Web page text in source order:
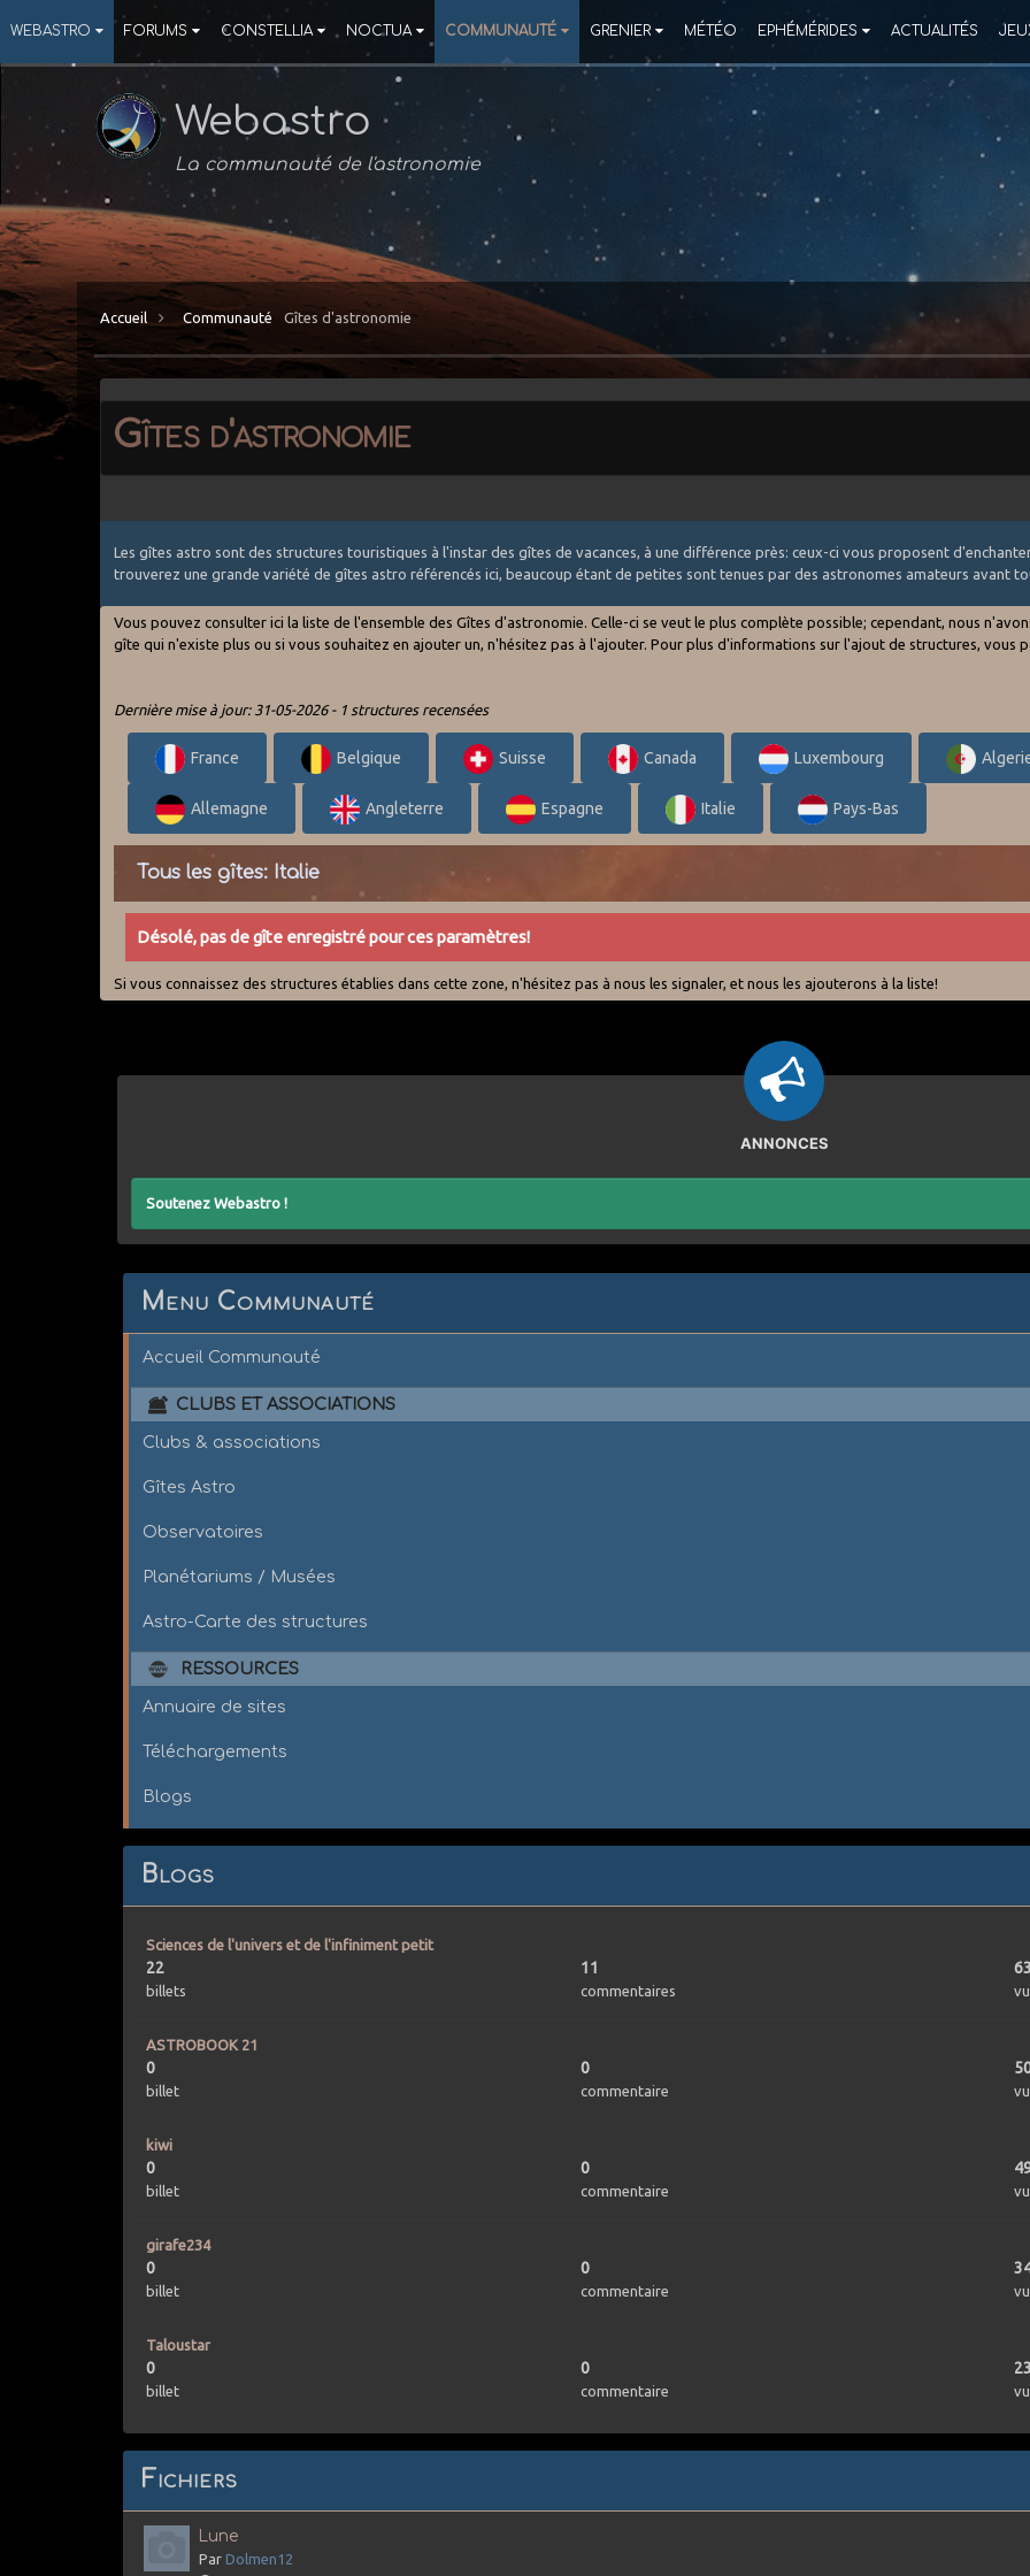
WEBASTRO FORUMS CONSTELLIA NOCTUA COMMUNAUTÉ GRENIER MÉTÉO EPHÉMÉRIDES ACTUALITÉS
Webastro
La communauté de l'astronomie
Accueil Communauté Gîtes d'astronomie
Gîtes d'astronomie
Les gîtes astro sont des structures touristiques à l'instar des gîtes de vacances, à une différence près: ceux-ci vous proposent
trouverez une grande variété de gîtes astro référencés ici, beaucoup étant de petites sont tenues par des astronomes amateurs avant
Vous pouvez consulter ici la liste de l'ensemble des Gîtes d'astronomie. Celle-ci se veut le plus complète possible; cependant, nous
gîte qui n'existe plus ou si vous souhaitez en ajouter un, n'hésitez pas à l'ajouter. Pour plus d'informations sur l'ajout de structures, vous
Dernière mise à jour: 31-05-2026 - 1 structures recensées
France Belgique Suisse Canada Luxembourg
Allemagne Angleterre Espagne Italie Pays-Bas
Tous les gîtes: Italie
Désolé, pas de gîte enregistré pour ces paramètres!
Si vous connaissez des structures établies dans cette zone, n'hésitez pas à nous les signaler, et nous les ajouterons à la liste!
ANNONCES
Soutenez Webastro !
Menu Communauté
Accueil Communauté
CLUBS ET ASSOCIATIONS
Clubs & associations
Gîtes Astro
Observatoires
Planétariums / Musées
Astro-Carte des structures
RESSOURCES
Annuaire de sites
Téléchargements
Blogs
Blogs
Sciences de l'univers et de l'infiniment petit
22
billets
11
commentaires
ASTROBOOK 21
0
billet
0
commentaire
kiwi
0
billet
0
commentaire
girafe234
0
billet
0
commentaire
Taloustar
0
billet
0
commentaire
Fichiers
Lune
ParDolmen12